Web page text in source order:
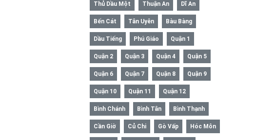
Thủ Dầu Một Thuận An Dĩ An
Bến Cát Tân Uyên Bàu Bàng
Dầu Tiếng Phú Giáo Quận 1
Quận 2 Quận 3 Quận 4 Quận 5
Quận 6 Quận 7 Quận 8 Quận 9
Quận 10 Quận 11 Quận 12
Bình Chánh Bình Tân Bình Thạnh
Cần Giờ Củ Chi Gò Vấp Hóc Môn